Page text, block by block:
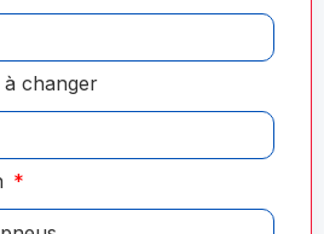
changer